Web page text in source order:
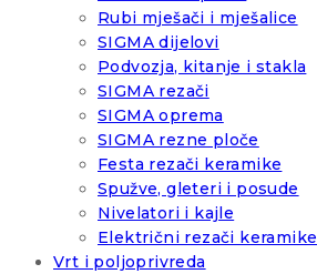
Rubi mješači i mješalice
SIGMA dijelovi
Podvozja, kitanje i stakla
SIGMA rezači
SIGMA oprema
SIGMA rezne ploče
Festa rezači keramike
Spužve, gleteri i posude
Nivelatori i kajle
Električni rezači keramike
Vrt i poljoprivreda